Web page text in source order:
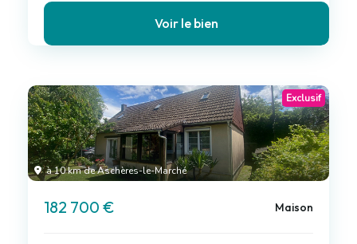
Voir le bien
à 10 km de Aschères-le-Marché
Exclusif
182 700 € Maison